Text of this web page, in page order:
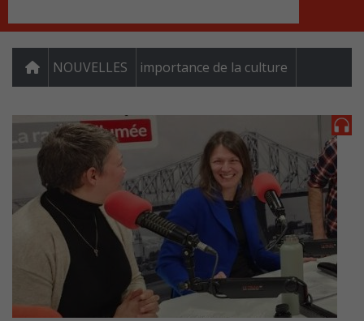
NOUVELLES importance de la culture